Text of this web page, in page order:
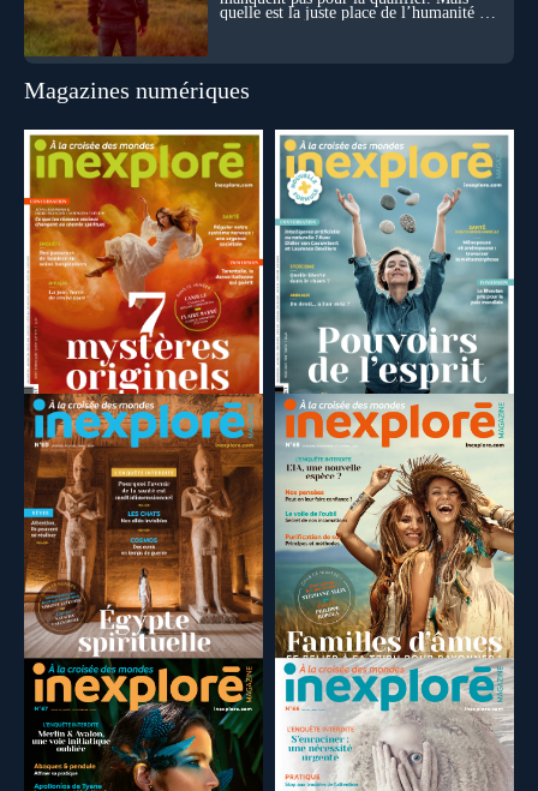
quelle est la juste place de l’humanité au
Magazines numériques